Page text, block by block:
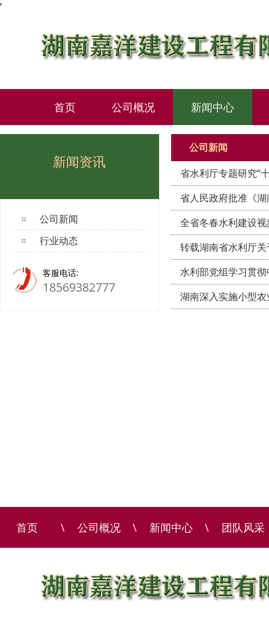
‘
首页 公司概况 新闻中心
新闻资讯
公司新闻
行业动态
客服电话:
18569382777
公司新闻
省水利厅专题研究“
省人民政府批准《
全省冬春水利建设
转载湖南省水利厅
水利部党组学习贯
湖南深入实施小型
首页 \ 公司概况 \ 新闻中心 \ 团队风采